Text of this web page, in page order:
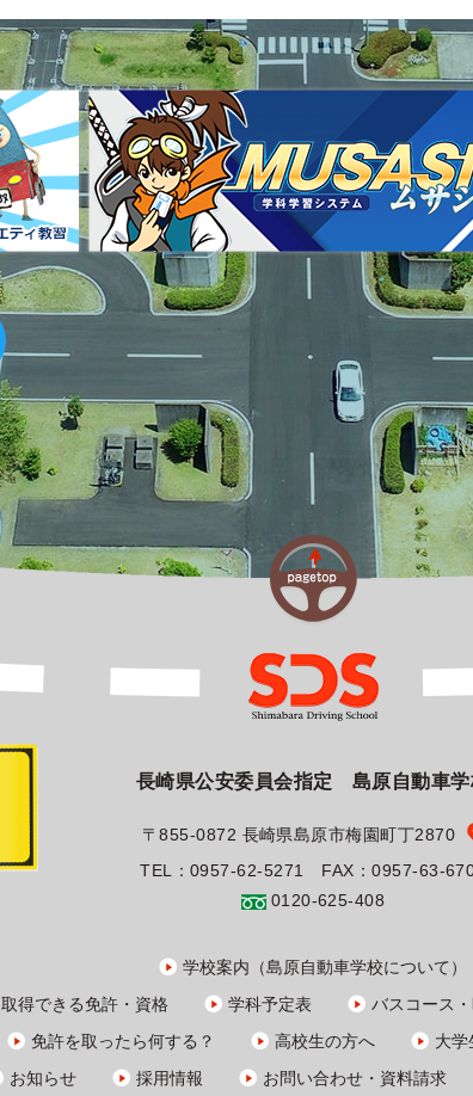
長崎県公安委員会指定 島原自動車学
〒855-0872 長崎県島原市梅園町丁2870
TEL：0957-62-5271 FAX：0957-63-
0120-625-408
学校案内（島原自動車学校について）
取得できる免許・資格
学科予定表 バスコース
免許を取ったら何する？
高校生の方へ 大学
お知らせ
採用情報 お問い合わせ・資料請求